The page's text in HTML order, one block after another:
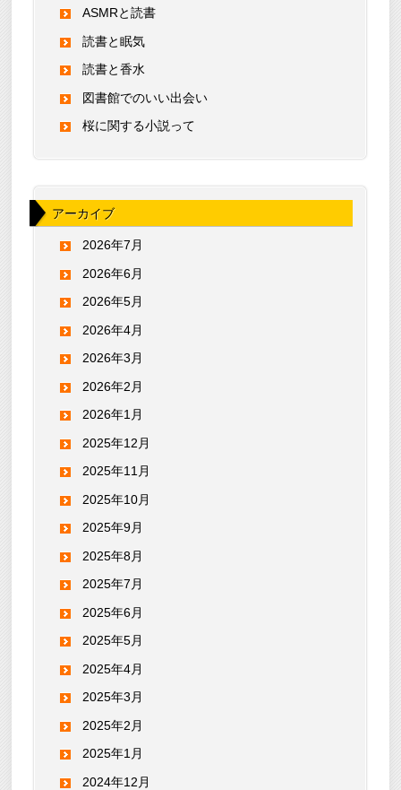
ASMRと読書
読書と眠気
読書と香水
図書館でのいい出会い
桜に関する小説って
アーカイブ
2026年7月
2026年6月
2026年5月
2026年4月
2026年3月
2026年2月
2026年1月
2025年12月
2025年11月
2025年10月
2025年9月
2025年8月
2025年7月
2025年6月
2025年5月
2025年4月
2025年3月
2025年2月
2025年1月
2024年12月